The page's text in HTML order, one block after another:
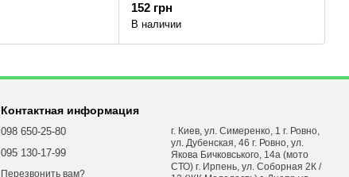
152 грн
В наличии
Контактная информация
098 650-25-80
095 130-17-99
Перезвонить вам?
г. Киев, ул. Симеренко, 1 г. Ровно,
ул. Дубенская, 46 г. Ровно, ул.
Якова Бичковського, 14а (мото
СТО) г. Ирпень, ул. Соборная 2К /